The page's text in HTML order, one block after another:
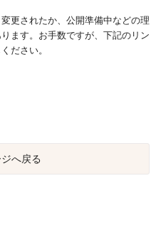
更されたか、公開準備中などの理
ます。お手数ですが、下記のリン
ださい。
へ戻る